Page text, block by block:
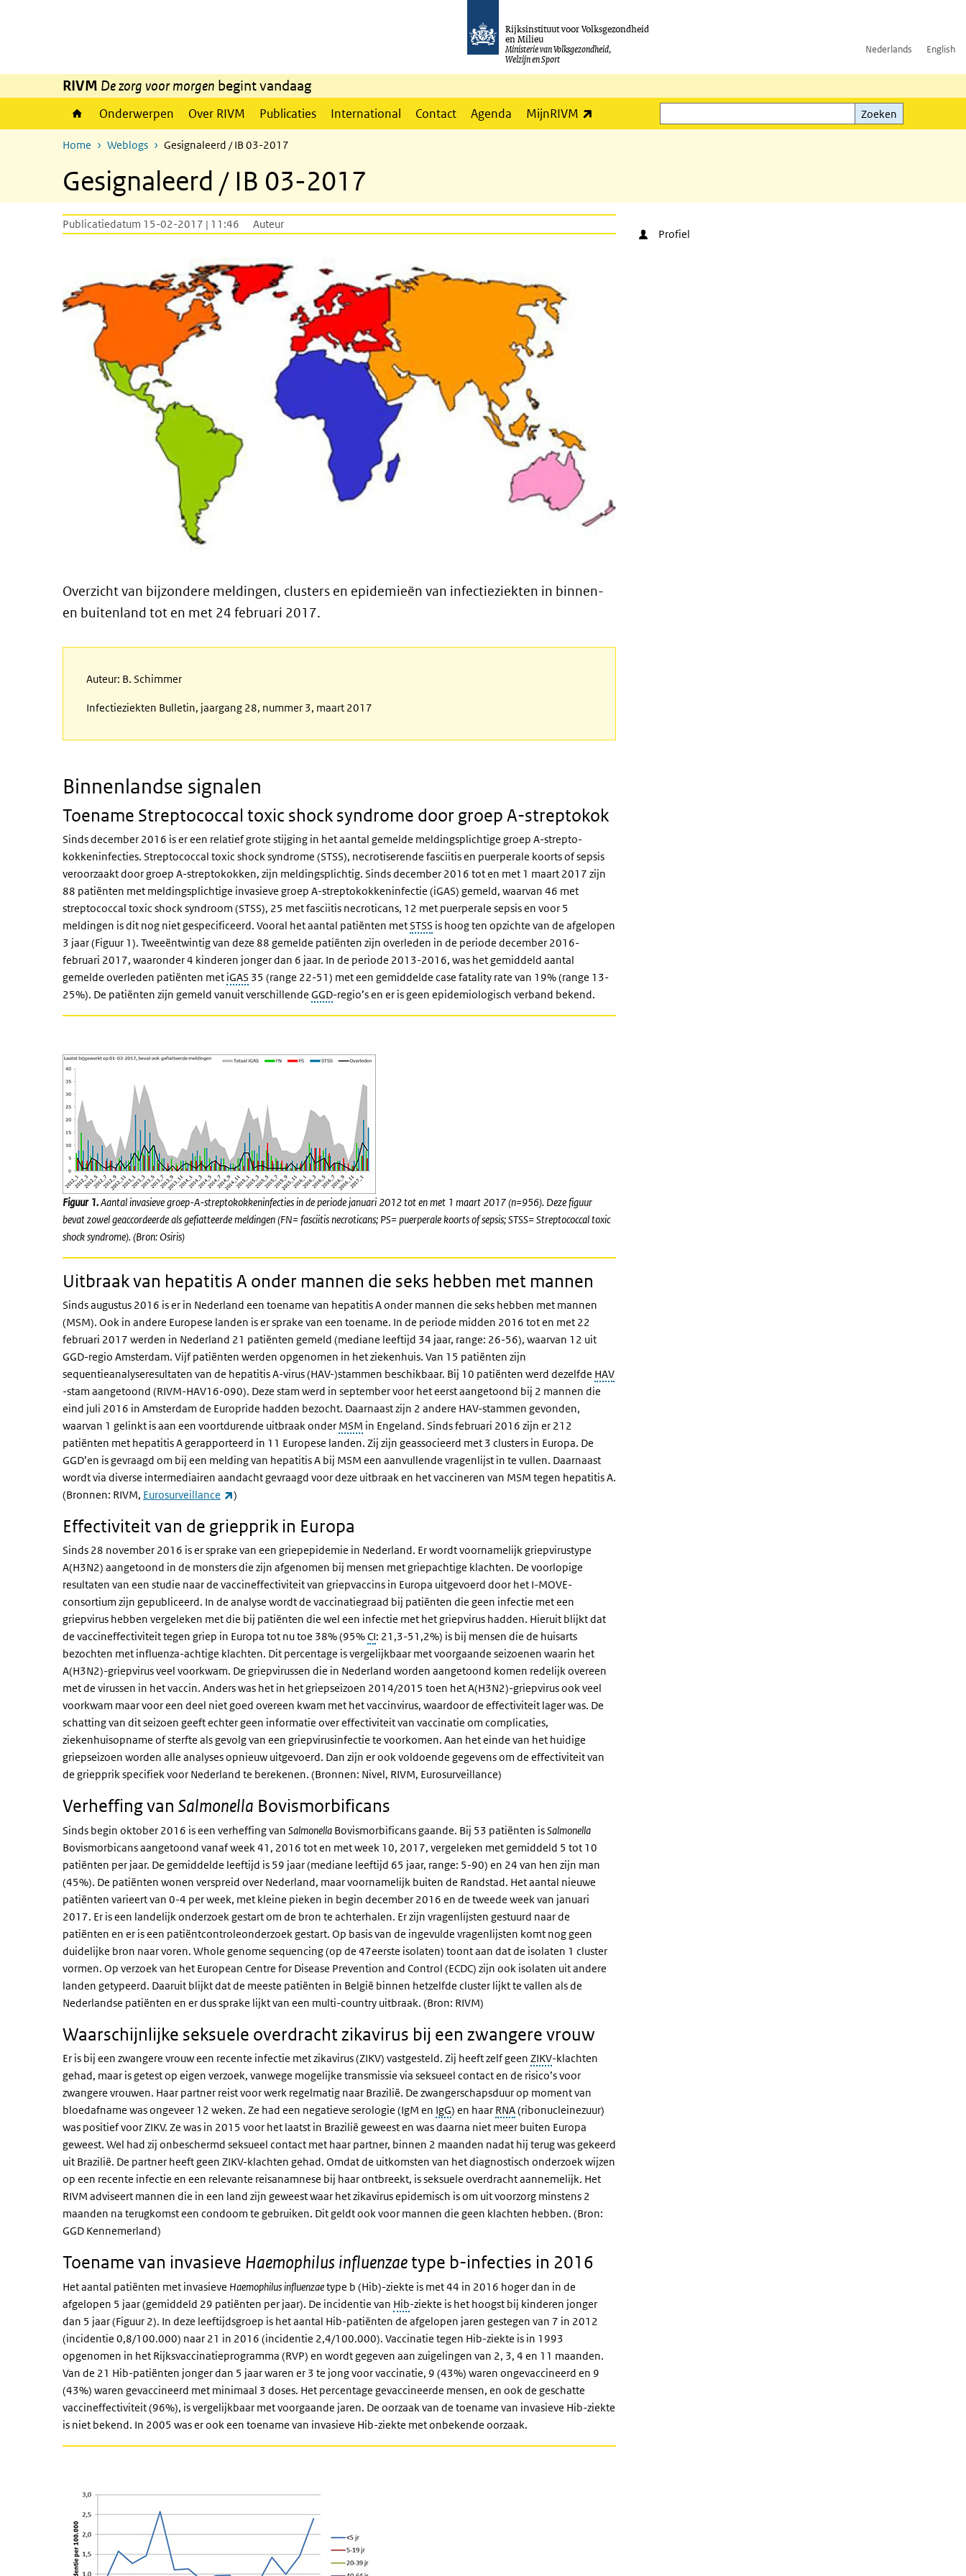
Rijksinstituut voor Volksgezondheid
en Milieu
Ministerie van Volksgezondheid,
Welzijn en Sport
Nederlands English
RIVM De zorg voor morgen begint vandaag
Onderwerpen Over RIVM Publicaties International Contact Agenda MijnRIVM
Zoeken
Zoeken
Home Weblogs Gesignaleerd / IB 03-2017
Gesignaleerd / IB 03-2017
Publicatiedatum 15-02-2017 | 11:46 Auteur
Overzicht van bijzondere meldingen, clusters en epidemieën van infectieziekten in binnen-
en buitenland tot en met 24 februari 2017.
Auteur: B. Schimmer
Infectieziekten Bulletin, jaargang 28, nummer 3, maart 2017
Binnenlandse signalen
Toename Streptococcal toxic shock syndrome door groep A-streptokok
Sinds december 2016 is er een relatief grote stijging in het aantal gemelde meldingsplichtige groep A-strepto-
kokkeninfecties. Streptococcal toxic shock syndrome (STSS), necrotiserende fasciitis en puerperale koorts of sepsis
veroorzaakt door groep A-streptokokken, zijn meldingsplichtig. Sinds december 2016 tot en met 1 maart 2017 zijn
88 patiënten met meldingsplichtige invasieve groep A-streptokokkeninfectie (iGAS) gemeld, waarvan 46 met
streptococcal toxic shock syndroom (STSS), 25 met fasciitis necroticans, 12 met puerperale sepsis en voor 5
meldingen is dit nog niet gespecificeerd. Vooral het aantal patiënten metSTSS is hoog ten opzichte van de afgelopen
3 jaar (Figuur 1). Tweeëntwintig van deze 88 gemelde patiënten zijn overleden in de periode december 2016-
februari 2017, waaronder 4 kinderen jonger dan 6 jaar. In de periode 2013-2016, was het gemiddeld aantal
gemelde overleden patiënten met iGAS 35 (range 22-51) met een gemiddelde case fatality rate van 19% (range 13-
25%). De patiënten zijn gemeld vanuit verschillende GGD-regio’s en er is geen epidemiologisch verband bekend.
Figuur 1.Aantal invasieve groep-A-streptokokkeninfecties in de periode januari 2012 tot en met 1 maart 2017 (n=956). Deze figuur
bevat zowel geaccordeerde als gefiatteerde meldingen (FN= fasciitis necroticans; PS= puerperale koorts of sepsis; STSS= Streptococcal toxic
shock syndrome). (Bron: Osiris)
Uitbraak van hepatitis A onder mannen die seks hebben met mannen
Sinds augustus 2016 is er in Nederland een toename van hepatitis A onder mannen die seks hebben met mannen
(MSM). Ook in andere Europese landen is er sprake van een toename. In de periode midden 2016 tot en met 22
februari 2017 werden in Nederland 21 patiënten gemeld (mediane leeftijd 34 jaar, range: 26-56), waarvan 12 uit
GGD-regio Amsterdam. Vijf patiënten werden opgenomen in het ziekenhuis. Van 15 patiënten zijn
sequentieanalyseresultaten van de hepatitis A-virus (HAV-)stammen beschikbaar. Bij 10 patiënten werd dezelfde HAV
-stam aangetoond (RIVM-HAV16-090). Deze stam werd in september voor het eerst aangetoond bij 2 mannen die
eind juli 2016 in Amsterdam de Europride hadden bezocht. Daarnaast zijn 2 andere HAV-stammen gevonden,
waarvan 1 gelinkt is aan een voortdurende uitbraak onder MSM in Engeland. Sinds februari 2016 zijn er 212
patiënten met hepatitis A gerapporteerd in 11 Europese landen. Zij zijn geassocieerd met 3 clusters in Europa. De
GGD’en is gevraagd om bij een melding van hepatitis A bij MSM een aanvullende vragenlijst in te vullen. Daarnaast
wordt via diverse intermediairen aandacht gevraagd voor deze uitbraak en het vaccineren van MSM tegen hepatitis A.
(Bronnen: RIVM, Eurosurveillance (externe link)
)
Effectiviteit van de griepprik in Europa
Sinds 28 november 2016 is er sprake van een griepepidemie in Nederland. Er wordt voornamelijk griepvirustype
A(H3N2) aangetoond in de monsters die zijn afgenomen bij mensen met griepachtige klachten. De voorlopige
resultaten van een studie naar de vaccineffectiviteit van griepvaccins in Europa uitgevoerd door het I-MOVE-
consortium zijn gepubliceerd. In de analyse wordt de vaccinatiegraad bij patiënten die geen infectie met een
griepvirus hebben vergeleken met die bij patiënten die wel een infectie met het griepvirus hadden. Hieruit blijkt dat
de vaccineffectiviteit tegen griep in Europa tot nu toe 38% (95%CI: 21,3-51,2%) is bij mensen die de huisarts
bezochten met influenza-achtige klachten. Dit percentage is vergelijkbaar met voorgaande seizoenen waarin het
A(H3N2)-griepvirus veel voorkwam. De griepvirussen die in Nederland worden aangetoond komen redelijk overeen
met de virussen in het vaccin. Anders was het in het griepseizoen 2014/2015 toen het A(H3N2)-griepvirus ook veel
voorkwam maar voor een deel niet goed overeen kwam met het vaccinvirus, waardoor de effectiviteit lager was. De
schatting van dit seizoen geeft echter geen informatie over effectiviteit van vaccinatie om complicaties,
ziekenhuisopname of sterfte als gevolg van een griepvirusinfectie te voorkomen. Aan het einde van het huidige
griepseizoen worden alle analyses opnieuw uitgevoerd. Dan zijn er ook voldoende gegevens om de effectiviteit van
de griepprik specifiek voor Nederland te berekenen. (Bronnen: Nivel, RIVM, Eurosurveillance)
Verheffing van Salmonella Bovismorbificans
Sinds begin oktober 2016 is een verheffing van Salmonella Bovismorbificans gaande. Bij 53 patiënten isSalmonella
Bovismorbicans aangetoond vanaf week 41, 2016 tot en met week 10, 2017, vergeleken met gemiddeld 5 tot 10
patiënten per jaar. De gemiddelde leeftijd is 59 jaar (mediane leeftijd 65 jaar, range: 5-90) en 24 van hen zijn man
(45%). De patiënten wonen verspreid over Nederland, maar voornamelijk buiten de Randstad. Het aantal nieuwe
patiënten varieert van 0-4 per week, met kleine pieken in begin december 2016 en de tweede week van januari
2017. Er is een landelijk onderzoek gestart om de bron te achterhalen. Er zijn vragenlijsten gestuurd naar de
patiënten en er is een patiëntcontroleonderzoek gestart. Op basis van de ingevulde vragenlijsten komt nog geen
duidelijke bron naar voren. Whole genome sequencing (op de 47eerste isolaten) toont aan dat de isolaten 1 cluster
vormen. Op verzoek van het European Centre for Disease Prevention and Control (ECDC) zijn ook isolaten uit andere
landen getypeerd. Daaruit blijkt dat de meeste patiënten in België binnen hetzelfde cluster lijkt te vallen als de
Nederlandse patiënten en er dus sprake lijkt van een multi-country uitbraak. (Bron: RIVM)
Waarschijnlijke seksuele overdracht zikavirus bij een zwangere vrouw
Er is bij een zwangere vrouw een recente infectie met zikavirus (ZIKV) vastgesteld. Zij heeft zelf geen ZIKV-klachten
gehad, maar is getest op eigen verzoek, vanwege mogelijke transmissie via seksueel contact en de risico’s voor
zwangere vrouwen. Haar partner reist voor werk regelmatig naar Brazilië. De zwangerschapsduur op moment van
bloedafname was ongeveer 12 weken. Ze had een negatieve serologie (IgM en IgG) en haar RNA(ribonucleinezuur)
was positief voor ZIKV. Ze was in 2015 voor het laatst in Brazilië geweest en was daarna niet meer buiten Europa
geweest. Wel had zij onbeschermd seksueel contact met haar partner, binnen 2 maanden nadat hij terug was gekeerd
uit Brazilië. De partner heeft geen ZIKV-klachten gehad. Omdat de uitkomsten van het diagnostisch onderzoek wijzen
op een recente infectie en een relevante reisanamnese bij haar ontbreekt, is seksuele overdracht aannemelijk. Het
RIVM adviseert mannen die in een land zijn geweest waar het zikavirus epidemisch is om uit voorzorg minstens 2
maanden na terugkomst een condoom te gebruiken. Dit geldt ook voor mannen die geen klachten hebben. (Bron:
GGD Kennemerland)
Toename van invasieve Haemophilus influenzae type b-infecties in 2016
Het aantal patiënten met invasieve Haemophilus influenzaetype b (Hib)-ziekte is met 44 in 2016 hoger dan in de
afgelopen 5 jaar (gemiddeld 29 patiënten per jaar). De incidentie van Hib-ziekte is het hoogst bij kinderen jonger
dan 5 jaar (Figuur 2). In deze leeftijdsgroep is het aantal Hib-patiënten de afgelopen jaren gestegen van 7 in 2012
(incidentie 0,8/100.000) naar 21 in 2016 (incidentie 2,4/100.000). Vaccinatie tegen Hib-ziekte is in 1993
opgenomen in het Rijksvaccinatieprogramma (RVP) en wordt gegeven aan zuigelingen van 2, 3, 4 en 11 maanden.
Van de 21 Hib-patiënten jonger dan 5 jaar waren er 3 te jong voor vaccinatie, 9 (43%) waren ongevaccineerd en 9
(43%) waren gevaccineerd met minimaal 3 doses. Het percentage gevaccineerde mensen, en ook de geschatte
vaccineffectiviteit (96%), is vergelijkbaar met voorgaande jaren. De oorzaak van de toename van invasieve Hib-ziekte
is niet bekend. In 2005 was er ook een toename van invasieve Hib-ziekte met onbekende oorzaak.
Profiel